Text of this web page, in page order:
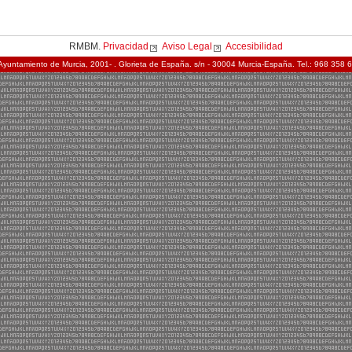
RMBM. Privacidad Aviso Legal Accesibilidad
de Murcia, 2001- . Glorieta de España. s/n - 30004 Murcia-España. Tel.: 968 358